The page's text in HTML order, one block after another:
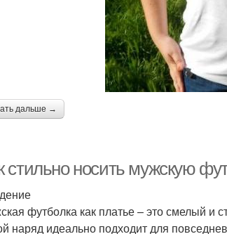
дальше →
стильно носить мужскую
футболка как платье – это смелый и
наряд идеально подходит для